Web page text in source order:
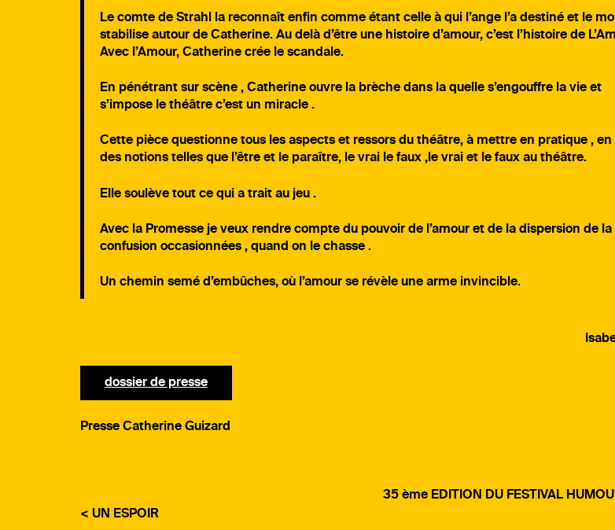
Le comte de Strahl la reconnaît enfin comme étant celle à qui l’ange l’a destiné et le
stabilise autour de Catherine. Au delà d’être une histoire d’amour, c’est l’histoire de
Avec l’Amour, Catherine crée le scandale.
En pénétrant sur scène , Catherine ouvre la brèche dans la quelle s’engouffre la vie et
s’impose le théâtre c’est un miracle .
Cette pièce questionne tous les aspects et ressors du théâtre, à mettre en pratique , en
des notions telles que l’être et le paraître, le vrai le faux ,le vrai et le faux au théâtre.
Elle soulève tout ce qui a trait au jeu .
Avec la Promesse je veux rendre compte du pouvoir de l’amour et de la dispersion de la
confusion occasionnées , quand on le chasse .
Un chemin semé d’embûches, où l’amour se révèle une arme invincible.
dossier de presse
Presse Catherine Guizard
< UN ESPOIR
35 ème EDITION DU FESTIVAL